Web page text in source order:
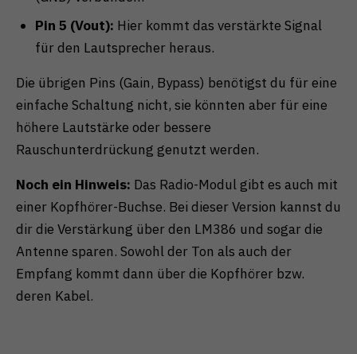
Pin 5 (Vout): Hier kommt das verstärkte Signal
für den Lautsprecher heraus.
Die übrigen Pins (Gain, Bypass) benötigst du für eine
einfache Schaltung nicht, sie könnten aber für eine
höhere Lautstärke oder bessere
Rauschunterdrückung genutzt werden.
Noch ein Hinweis: Das Radio-Modul gibt es auch mit
einer Kopfhörer-Buchse. Bei dieser Version kannst du
dir die Verstärkung über den LM386 und sogar die
Antenne sparen. Sowohl der Ton als auch der
Empfang kommt dann über die Kopfhörer bzw.
deren Kabel.